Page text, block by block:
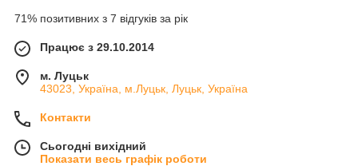
71% позитивних з 7 відгуків за рік
Працює з 29.10.2014
м. Луцьк
43023, Україна, м.Луцьк, Луцьк, Україна
Контакти
Сьогодні вихідний
Показати весь графік роботи